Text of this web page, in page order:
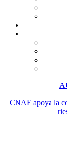
CNAE apoya la